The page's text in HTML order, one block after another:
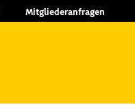
Mitgliederanfragen